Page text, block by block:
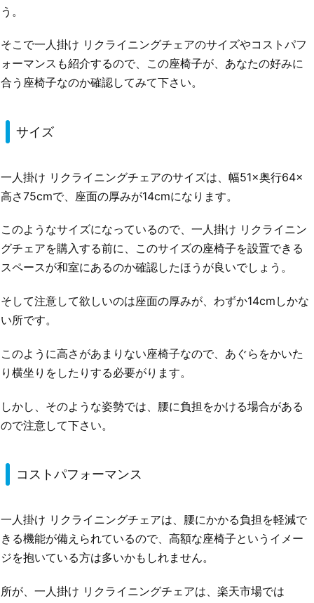
う。
そこで一人掛け リクライニングチェアのサイズやコストパフ
ォーマンスも紹介するので、この座椅子が、あなたの好みに
合う座椅子なのか確認してみて下さい。
サイズ
一人掛け リクライニングチェアのサイズは、幅51×奥行64×
高さ75cmで、座面の厚みが14cmになります。
このようなサイズになっているので、一人掛け リクライニン
グチェアを購入する前に、このサイズの座椅子を設置できる
スペースが和室にあるのか確認したほうが良いでしょう。
そして注意して欲しいのは座面の厚みが、わずか14cmしかな
い所です。
このように高さがあまりない座椅子なので、あぐらをかいた
り横坐りをしたりする必要がります。
しかし、そのような姿勢では、腰に負担をかける場合がある
ので注意して下さい。
コストパフォーマンス
一人掛け リクライニングチェアは、腰にかかる負担を軽減で
きる機能が備えられているので、高額な座椅子というイメー
ジを抱いている方は多いかもしれません。
所が、一人掛け リクライニングチェアは、楽天市場では